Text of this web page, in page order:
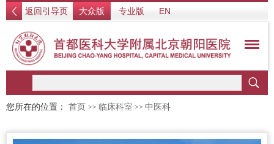
返回引导页 大众版 专业版 EN
您所在的位置： 首页 >> 临床科室 >> 中医科